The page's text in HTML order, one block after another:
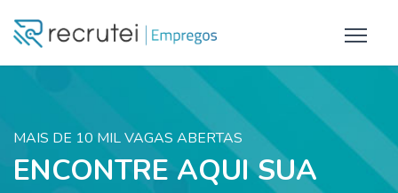
MAIS DE 10 MIL VAGAS ABERTAS
ENCONTRE AQUI SUA